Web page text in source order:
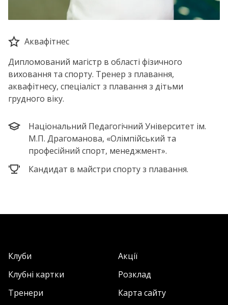
Аквафітнес
Дипломований магістр в області фізичного
виховання та спорту. Тренер з плавання,
аквафітнесу, спеціаліст з плавання з дітьми
грудного віку.
Національний Педагогічний Університет ім.
М.П. Драгоманова, «Олімпійський та
професійний спорт, менеджмент».
Кандидат в майстри спорту з плавання.
Клуби
Акції
Клубні картки
Розклад
Тренери
Карта сайту